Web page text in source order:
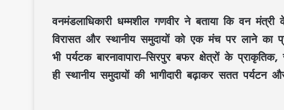
वनमंडलाधिकारी धम्मशील गणवीरने बताया किवन मंत्री
विरासतऔरस्थानीय समुदायोंको एक मंच पर लाने का
भी पर्यटकबारनावापारा–सिरपुर बफर क्षेत्रोंके
हीस्थानीय समुदायों की भागीदारीबढ़ाकरसतत पर्यटन